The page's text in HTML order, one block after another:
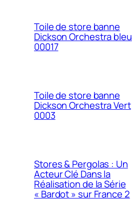
Toile de store banne
Dickson Orchestra bleu
00017
Toile de store banne
Dickson Orchestra Vert
0003
Stores & Pergolas : Un
Acteur Clé Dans la
Réalisation de la Série
« Bardot » sur France 2